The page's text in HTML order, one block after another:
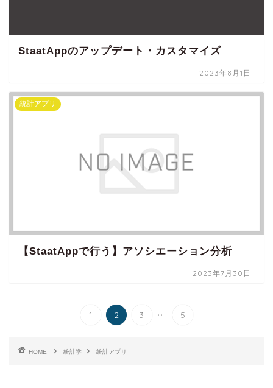
StaatAppのアップデート・カスタマイズ
2023年8月1日
統計アプリ
【StaatAppで行う】アソシエーション分析
2023年7月30日
1 2 3 ... 5
HOME 統計学 統計アプリ